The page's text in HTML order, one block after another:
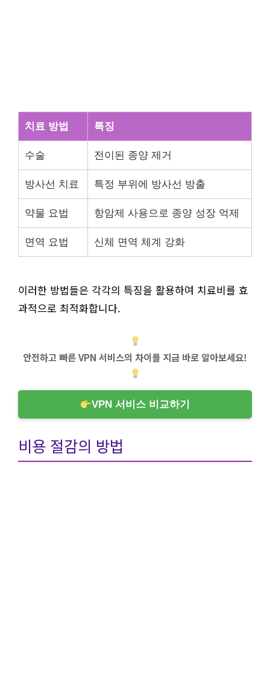
치료 방법 특징
수술 전이된 종양 제거
방사선 치료 특정 부위에 방사선 방출
약물 요법 항암제 사용으로 종양 성장 억제
면역 요법 신체 면역 체계 강화
이러한 방법들은 각각의 특징을 활용하여 치료비를 효
과적으로 최적화합니다.
안전하고 빠른 VPN 서비스의 차이를 지금 바로 알아보세요!
VPN 서비스 비교하기
비용 절감의 방법